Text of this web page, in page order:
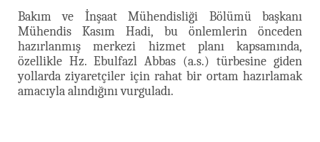
Bakım ve İnşaat Mühendisliği Bölümü başkanı
Mühendis Kasım Hadi, bu önlemlerin önceden
hazırlanmış merkezi hizmet planı kapsamında,
özellikle Hz. Ebulfazl Abbas (a.s.) türbesine giden
yollarda ziyaretçiler için rahat bir ortam hazırlamak
amacıyla alındığını vurguladı.